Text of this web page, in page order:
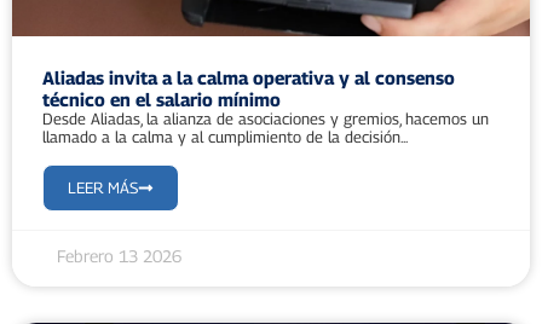
Aliadas invita a la calma operativa y al consenso
técnico en el salario mínimo
Desde Aliadas, la alianza de asociaciones y gremios, hacemos un
llamado a la calma y al cumplimiento de la decisión...
LEER MÁS
Febrero 13 2026